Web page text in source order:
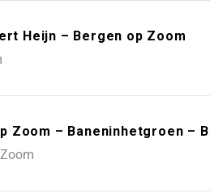
Heijn – Bergen op Zoom
– Baneninhetgroen –